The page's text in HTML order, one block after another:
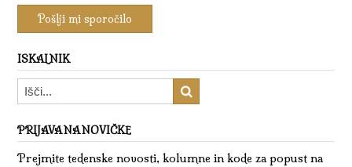
ISKALNIK
PRIJAVA NA NOVIČKE
Prejmite tedenske novosti, kolumne in kode za popust na